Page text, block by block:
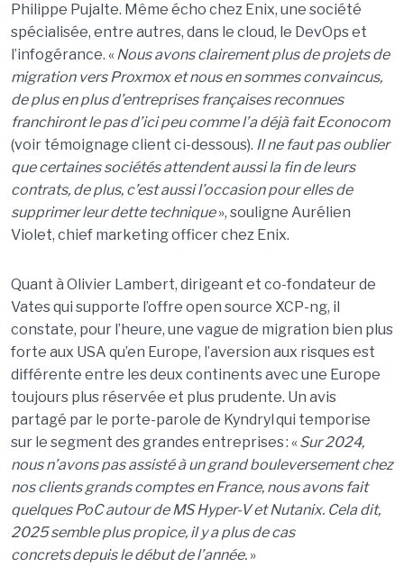
Philippe Pujalte. Même écho chez Enix, une société
spécialisée, entre autres, dans le cloud, le DevOps et
l’infogérance. «Nous avons clairement plus de projets de
migration versProxmoxet nous en sommes convaincus,
de plus en plus d’entreprises françaises reconnues
franchiront le pas d’ici peu comme l’a déjà fait Econocom
(voir témoignage client ci-dessous). Il ne faut pas oublier
que certaines sociétés attendent aussi la fin de leurs
contrats, de plus, c’est aussi l’occasion pour elles de
supprimer leur dette technique», souligne Aurélien
Violet, chief marketing officer chez Enix.
Quant à Olivier Lambert, dirigeant et co-fondateur de
Vatesqui supporte l’offre open source XCP-ng, il
constate, pour l’heure, une vague de migration bien plus
forte aux USA qu’en Europe, l’aversion aux risques est
différente entre les deux continents avec une Europe
toujours plus réservée et plus prudente. Un avis
partagé par le porte-parole de Kyndrylqui temporise
sur le segment des grandes entreprises: «Sur 2024,
nous n’avons pas assisté àun grand bouleversement chez
nos clients grands comptes en France, nous avons fait
quelquesPoCautour de MS Hyper-V et Nutanix. Cela dit,
2025 semble plus propice, il y a plus de cas
concretsdepuis le début de l’année. »